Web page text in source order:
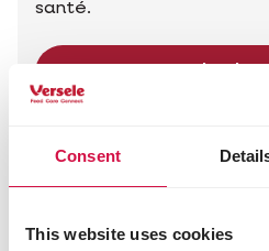
Consent
This website uses cookies
santé.
Conseils pour